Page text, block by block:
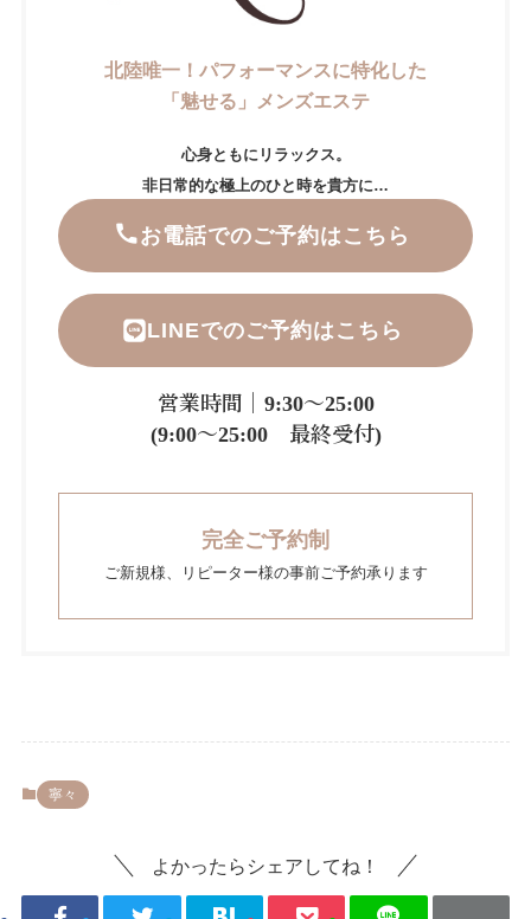
北陸唯一！パフォーマンスに特化した
「魅せる」メンズエステ
心身ともにリラックス。
非日常的な極上のひと時を貴方に…
お電話でのご予約はこちら
LINEでのご予約はこちら
営業時間｜9:30～25:00
(9:00～25:00 最終受付)
完全ご予約制
ご新規様、リピーター様の事前ご予約承ります
寧々
よかったらシェアしてね！